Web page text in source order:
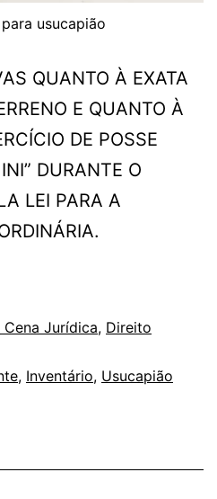
usucapião
QUANTO À EXATA
E QUANTO À
DE POSSE
DURANTE O
LEI PARA A
Cena Jurídica, Direito
, Inventário, Usucapião